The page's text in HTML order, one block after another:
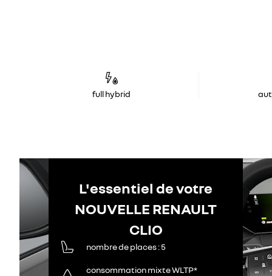
full hybrid
L'essentiel de votre
NOUVELLE RENAULT
CLIO
nombre de places 5
consommation mixte WLTP*